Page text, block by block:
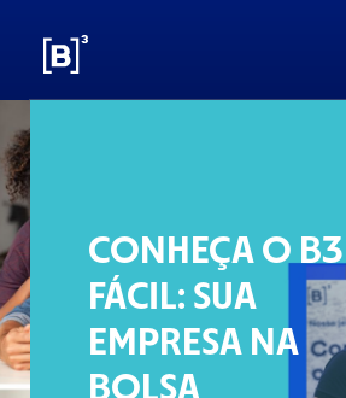
CONHEÇA O B3
FÁCIL: SUA
EMPRESA NA
BOLSA